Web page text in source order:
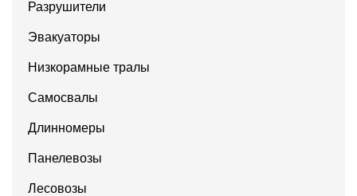
Разрушители
Эвакуаторы
Низкорамные тралы
Самосвалы
Длинномеры
Панелевозы
Лесовозы